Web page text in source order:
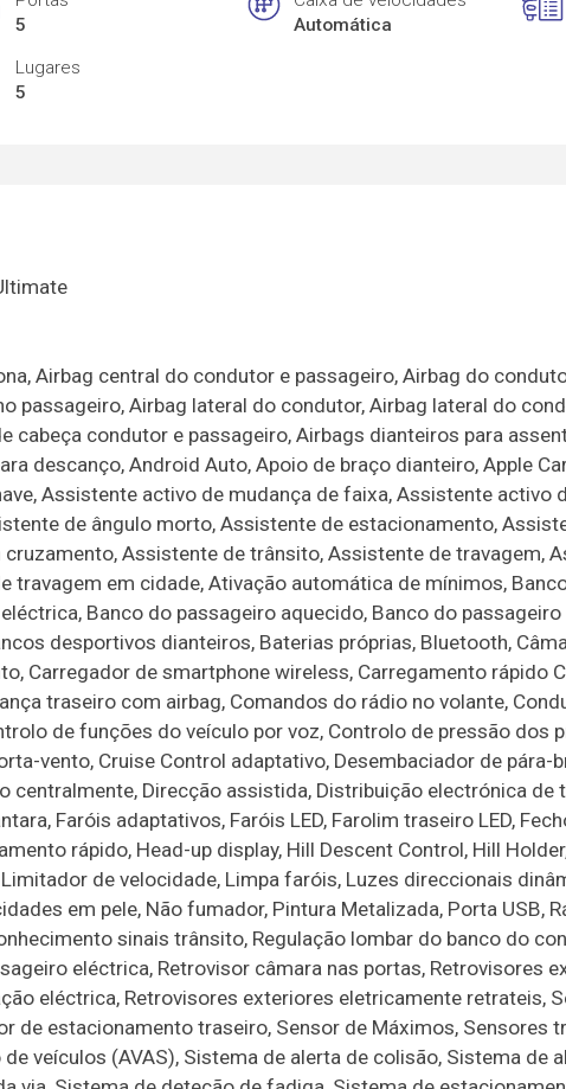
5
Automática
Lugares
5
Airbag central do condutor e passageiro, Airbag do
passageiro, Airbag lateral do condutor, Airbag lateral do
cabeça condutor e passageiro, Airbags dianteiros para
descanço, Android Auto, Apoio de braço dianteiro, Apple
Assistente activo de mudança de faixa, Assistente activo
de ângulo morto, Assistente de estacionamento,
Assistente de trânsito, Assistente de travagem,
travagem em cidade, Ativação automática de mínimos,
Banco do passageiro aquecido, Banco do
desportivos dianteiros, Baterias próprias, Bluetooth,
Carregador de smartphone wireless, Carregamento rápido
traseiro com airbag, Comandos do rádio no volante,
de funções do veículo por voz, Controlo de pressão dos
vento, Cruise Control adaptativo, Desembaciador de pára-
centralmente, Direcção assistida, Distribuição electrónica de
Faróis adaptativos, Faróis LED, Farolim traseiro LED,
rápido, Head-up display, Hill Descent Control, Hill
Limitador de velocidade, Limpa faróis, Luzes direccionais
em pele, Não fumador, Pintura Metalizada, Porta USB,
sinais trânsito, Regulação lombar do banco do
eléctrica, Retrovisor câmara nas portas, Retrovisores
eléctrica, Retrovisores exteriores eletricamente retrateis,
de estacionamento traseiro, Sensor de Máximos, Sensores
veículos (AVAS), Sistema de alerta de colisão, Sistema de